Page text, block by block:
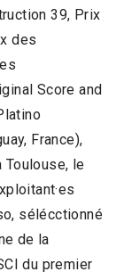
39, Prix
des
Score and
France),
Toulouse, le
sélécctionné
de la
du premier